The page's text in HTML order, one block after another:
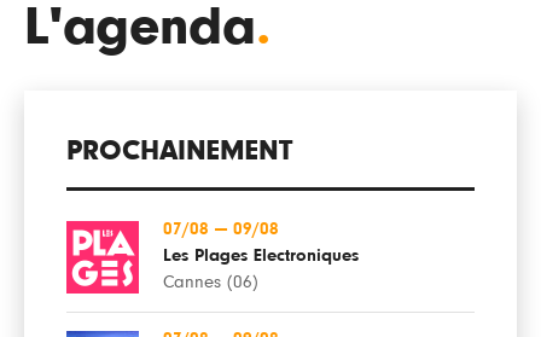
L'agenda.
PROCHAINEMENT
07/08 — 09/08
Les Plages Electroniques
Cannes (06)